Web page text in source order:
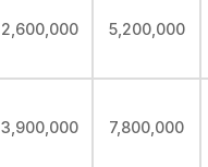
2,600,000 5,200,000
3,900,000 7,800,000